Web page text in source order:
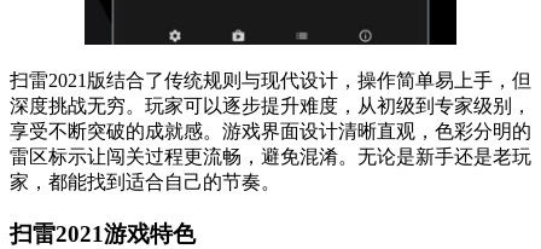
扫雷2021版结合了传统规则与现代设计，操作简单易上手，但
深度挑战无穷。玩家可以逐步提升难度，从初级到专家级别，
享受不断突破的成就感。游戏界面设计清晰直观，色彩分明的
雷区标示让闯关过程更流畅，避免混淆。无论是新手还是老玩
家，都能找到适合自己的节奏。
扫雷2021游戏特色